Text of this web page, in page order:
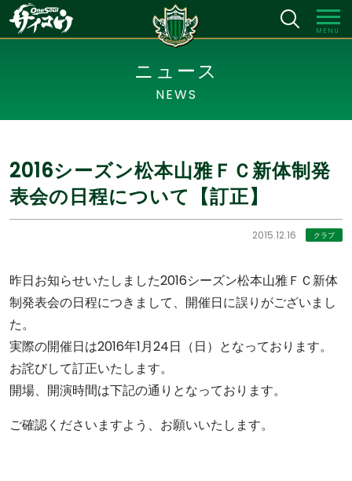
MENU
ニュース
NEWS
2016シーズン松本山雅ＦＣ新体制発
表会の日程について【訂正】
2015.12.16 クラブ
昨日お知らせいたしました2016シーズン松本山雅ＦＣ新体
制発表会の日程につきまして、開催日に誤りがございまし
た。
実際の開催日は2016年1月24日（日）となっております。
お詫びして訂正いたします。
開場、開演時間は下記の通りとなっております。
ご確認くださいますよう、お願いいたします。